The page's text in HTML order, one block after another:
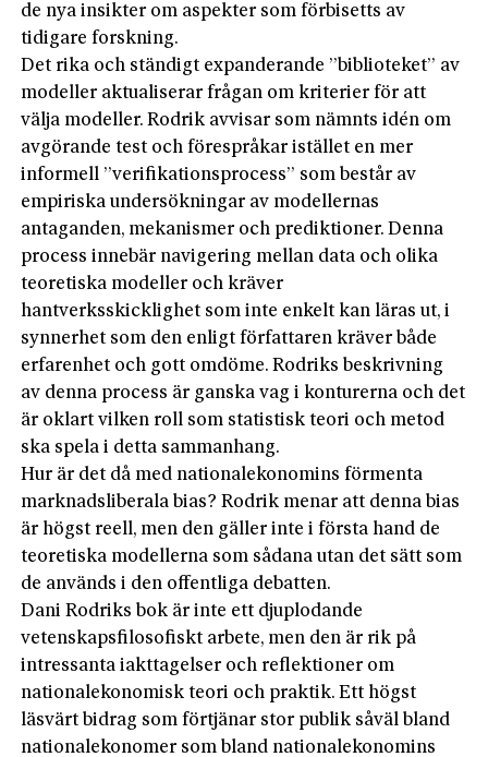
de nya insikter om aspekter som förbisetts av
tidigare forskning.
Det rika och ständigt expanderande ”biblioteket” av
modeller aktualiserar frågan om kriterier för att
välja modeller. Rodrik avvisar som nämnts idén om
avgörande test och förespråkar istället en mer
informell ”verifikationsprocess” som består av
empiriska undersökningar av modellernas
antaganden, mekanismer och prediktioner. Denna
process innebär navigering mellan data och olika
teoretiska modeller och kräver
hantverksskicklighet som inte enkelt kan läras ut, i
synnerhet som den enligt författaren kräver både
erfarenhet och gott omdöme. Rodriks beskrivning
av denna process är ganska vag i konturerna och det
är oklart vilken roll som statistisk teori och metod
ska spela i detta sammanhang.
Hur är det då med nationalekonomins förmenta
marknadsliberala bias? Rodrik menar att denna bias
är högst reell, men den gäller inte i första hand de
teoretiska modellerna som sådana utan det sätt som
de används i den offentliga debatten.
Dani Rodriks bok är inte ett djuplodande
vetenskapsfilosofiskt arbete, men den är rik på
intressanta iakttagelser och reflektioner om
nationalekonomisk teori och praktik. Ett högst
läsvärt bidrag som förtjänar stor publik såväl bland
nationalekonomer som bland nationalekonomins